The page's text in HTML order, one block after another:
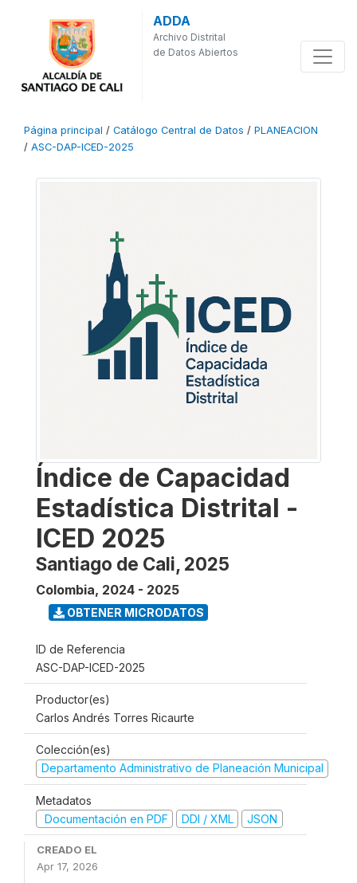
ADDA
Archivo Distrital
de Datos Abiertos
Página principal / Catálogo Central de Datos / PLANEACION
/ ASC-DAP-ICED-2025
Índice de Capacidad
Estadística Distrital -
ICED 2025
Santiago de Cali, 2025
Colombia, 2024 - 2025
OBTENER MICRODATOS
ID de Referencia
ASC-DAP-ICED-2025
Productor(es)
Carlos Andrés Torres Ricaurte
Colección(es)
Departamento Administrativo de Planeación Municipal
Metadatos
Documentación en PDF
DDI / XML JSON
CREADO EL
Apr 17, 2026